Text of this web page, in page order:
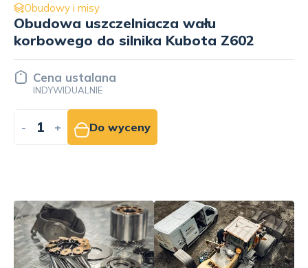
Obudowy i misy
Zaślepka 8x60x120 mm do silnika
Kubota Z602
Cena ustalana
INDYWIDUALNIE
- + Do wyceny